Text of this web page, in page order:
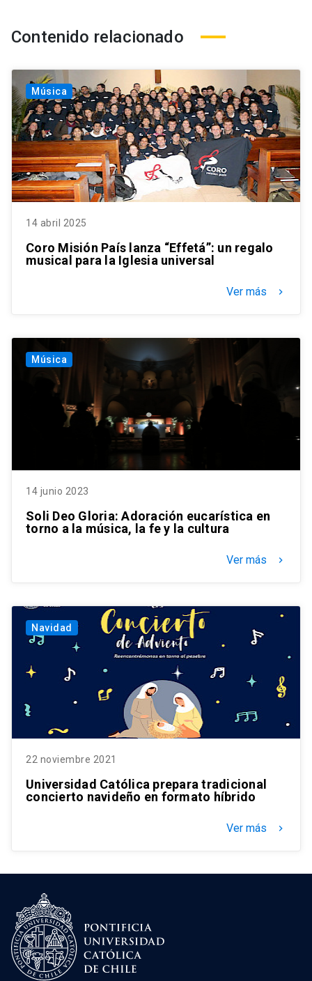
Contenido relacionado
Música
14 abril 2025
Coro Misión País lanza “Effetá”: un regalo
musical para la Iglesia universal
Ver más keyboard_arrow_right
Música
14 junio 2023
Soli Deo Gloria: Adoración eucarística en
torno a la música, la fe y la cultura
Ver más keyboard_arrow_right
Navidad
22 noviembre 2021
Universidad Católica prepara tradicional
concierto navideño en formato híbrido
Ver más keyboard_arrow_right